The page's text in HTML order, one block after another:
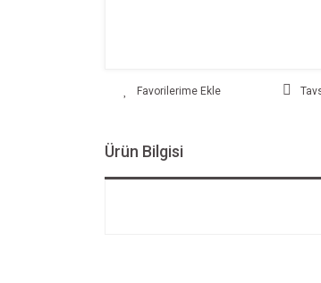
Ürün Bilgisi